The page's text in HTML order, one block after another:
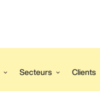
Secteurs Clients